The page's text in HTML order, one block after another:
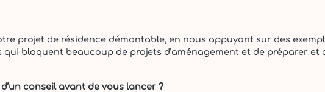
projet de résidence démontable, en nous appuyant sur des
bloquent beaucoup de projets d’aménagement et de préparer et
d’un conseil avant de vous lancer ?